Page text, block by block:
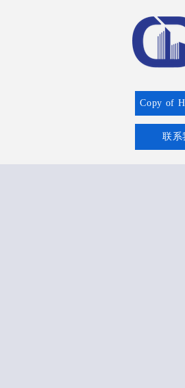
Copy of
联系